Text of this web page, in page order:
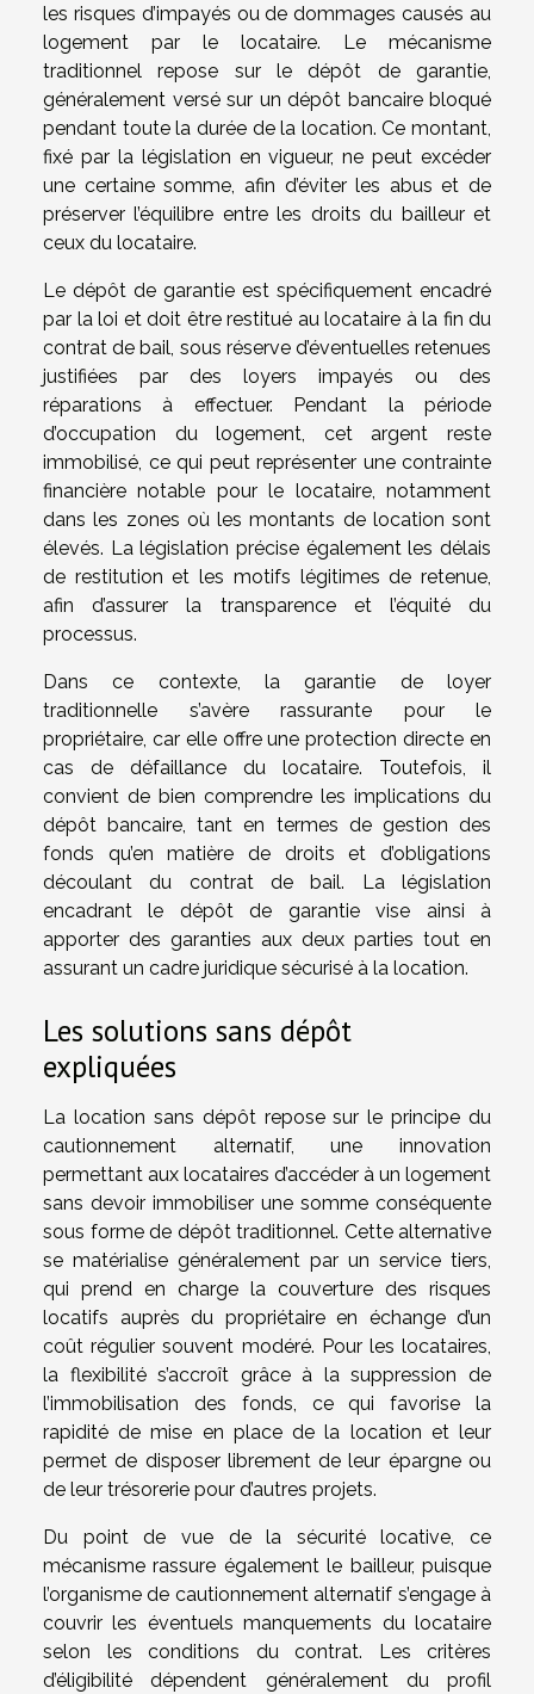
les risques d’impayés ou de dommages causés au
logement par le locataire. Le mécanisme
traditionnel repose sur le dépôt de garantie,
généralement versé sur un dépôt bancaire bloqué
pendant toute la durée de la location. Ce montant,
fixé par la législation en vigueur, ne peut excéder
une certaine somme, afin d’éviter les abus et de
préserver l’équilibre entre les droits du bailleur et
ceux du locataire.
Le dépôt de garantie est spécifiquement encadré
par la loi et doit être restitué au locataire à la fin du
contrat de bail, sous réserve d’éventuelles retenues
justifiées par des loyers impayés ou des
réparations à effectuer. Pendant la période
d’occupation du logement, cet argent reste
immobilisé, ce qui peut représenter une contrainte
financière notable pour le locataire, notamment
dans les zones où les montants de location sont
élevés. La législation précise également les délais
de restitution et les motifs légitimes de retenue,
afin d’assurer la transparence et l’équité du
processus.
Dans ce contexte, la garantie de loyer
traditionnelle s’avère rassurante pour le
propriétaire, car elle offre une protection directe en
cas de défaillance du locataire. Toutefois, il
convient de bien comprendre les implications du
dépôt bancaire, tant en termes de gestion des
fonds qu’en matière de droits et d’obligations
découlant du contrat de bail. La législation
encadrant le dépôt de garantie vise ainsi à
apporter des garanties aux deux parties tout en
assurant un cadre juridique sécurisé à la location.
Les solutions sans dépôt
expliquées
La location sans dépôt repose sur le principe du
cautionnement alternatif, une innovation
permettant aux locataires d’accéder à un logement
sans devoir immobiliser une somme conséquente
sous forme de dépôt traditionnel. Cette alternative
se matérialise généralement par un service tiers,
qui prend en charge la couverture des risques
locatifs auprès du propriétaire en échange d’un
coût régulier souvent modéré. Pour les locataires,
la flexibilité s’accroît grâce à la suppression de
l’immobilisation des fonds, ce qui favorise la
rapidité de mise en place de la location et leur
permet de disposer librement de leur épargne ou
de leur trésorerie pour d’autres projets.
Du point de vue de la sécurité locative, ce
mécanisme rassure également le bailleur, puisque
l’organisme de cautionnement alternatif s’engage à
couvrir les éventuels manquements du locataire
selon les conditions du contrat. Les critères
d’éligibilité dépendent généralement du profil